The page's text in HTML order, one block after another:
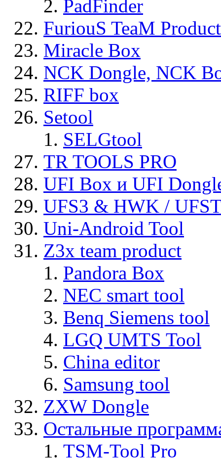
PadFinder
FuriouS TeaM
Miracle Box
NCK Dongle, NCK
RIFF box
Setool
SELGtool
TR TOOLS PRO
UFI Box и UFI
UFS3 & HWK /
Uni-Android Tool
Z3x team product
Pandora Box
NEC smart tool
Benq Siemens tool
LGQ UMTS Tool
China editor
Samsung tool
ZXW Dongle
Остальные
TSM-Tool Pro